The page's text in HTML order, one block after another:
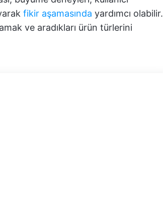
fikir aşamasında yardımcı olabilir.
ve aradıkları ürün türlerini